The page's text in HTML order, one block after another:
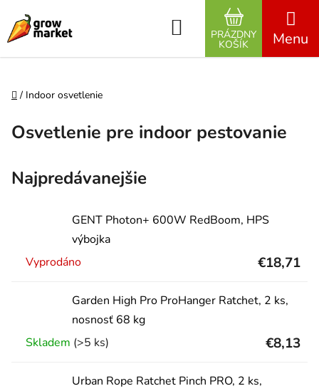
Hľadať
NÁKUPNÝ
PRÁZDNY
KOŠÍK
Domov
/ Indoor osvetlenie
Osvetlenie pre indoor pestovanie
Najpredávanejšie
GENT Photon+ 600W RedBoom, HPS
výbojka
Vyprodáno
€18,71
Garden High Pro ProHanger Ratchet, 2 ks,
nosnosť 68 kg
Skladem (>5 ks) €8,13
Urban Rope Ratchet Pinch PRO, 2 ks,